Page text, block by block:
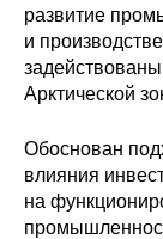
О
развитие
и
Арктической
Обоснован
влияния
на